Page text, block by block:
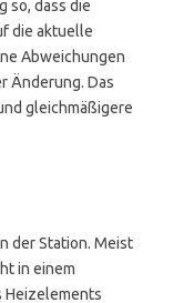
so, dass die
die aktuelle
Abweichungen
Änderung. Das
gleichmäßigere
der Station. Meist
in einem
Heizelements